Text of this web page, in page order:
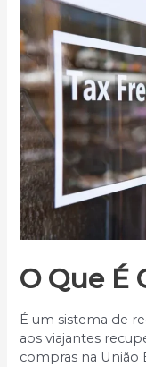
O Que É
É um sistema de
aos viajantes
compras na União